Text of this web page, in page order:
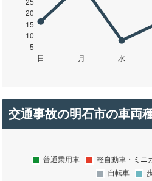
交通事故の明石市の車両